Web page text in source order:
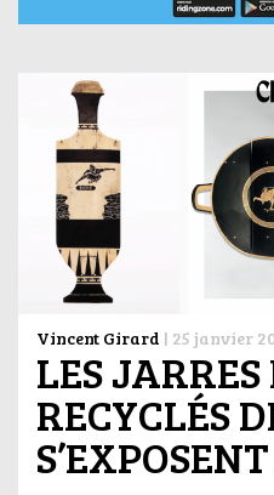
Vincent Girard | 25 janvier
LES
RECYCLÉS